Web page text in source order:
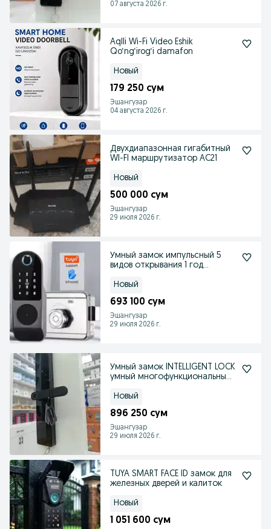
07 августа 2026 г.
Aqlli Wi-Fi Video Eshik
Qo‘ng‘irog‘i damafon
Новый
179 250 сум
Эшангузар
04 августа 2026 г.
Двухдиапазонная гигабитный
WI-FI маршрутизатор AC21
Новый
500 000 сум
Эшангузар
29 июля 2026 г.
Умный замок импульсный 5
видов открывания 1 год
Новый
693 100 сум
Эшангузар
29 июля 2026 г.
Умный замок INTELLIGENT LOCK
умный многофункциональный
Новый
896 250 сум
Эшангузар
29 июля 2026 г.
TUYA SMART FACE ID замок для
железных дверей и калиток
Новый
1 051 600 сум